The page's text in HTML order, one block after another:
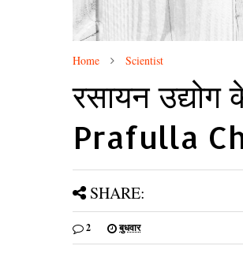
Home Scientist
रसायन
Prafulla
SHARE:
2 बुधवार